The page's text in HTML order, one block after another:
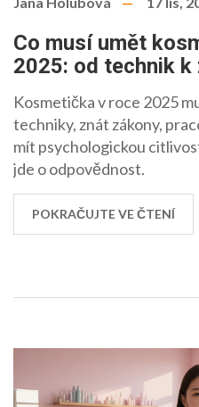
Co musí umět
2025: od technik k
povinnostem
Kosmetička v roce 2025
techniky, znát zákony,
mít psychologickou
jde o odpovědnost.
POKRAČUJTE VE ČTENÍ